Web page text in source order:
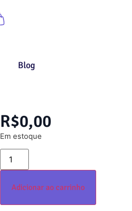
Blog
Em estoque
Adicionar ao carrinho
R$0,00